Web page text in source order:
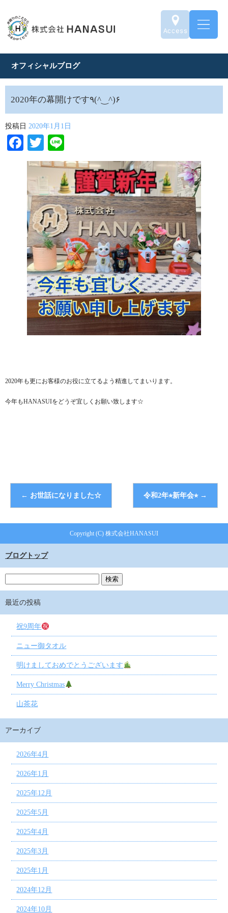
オフィシャルブログ
2020年の幕開けです٩(^‿^)۶
投稿日 2020年1月1日
Facebook
Twitter
2020年も更にお客様のお役に立てるよう精進してまいります。
今年もHANASUIをどうぞ宜しくお願い致します☆
← お世話になりました☆ 令和2年⭐︎新年会⭐︎ →
Copyright (C) 株式会社HANASUI
ブログトップ
最近の投稿
祝9周年
ニュー御タオル
明けましておめでとうございます
Merry Christmas
山茶花
アーカイブ
2026年4月
2026年1月
2025年12月
2025年5月
2025年4月
2025年3月
2025年1月
2024年12月
2024年10月